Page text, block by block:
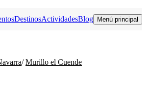
DestinosActividadesBlog Menú principal
/ Murillo el Cuende